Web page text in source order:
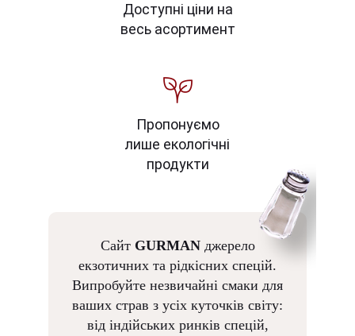
Доступні ціни на
весь асортимент
Пропонуємо
лише екологічні
продукти
Сайт GURMANджерело
екзотичних та рідкісних спецій.
Випробуйте незвичайні смаки для
ваших страв з усіх куточків світу:
від індійських ринків спецій,